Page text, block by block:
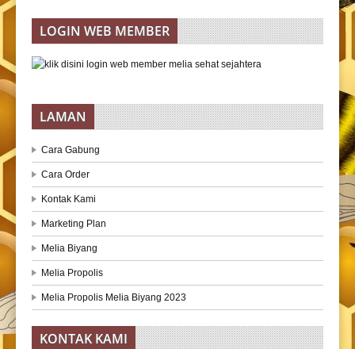
LOGIN WEB MEMBER
LAMAN
Cara Gabung
Cara Order
Kontak Kami
Marketing Plan
Melia Biyang
Melia Propolis
Melia Propolis Melia Biyang 2023
KONTAK KAMI